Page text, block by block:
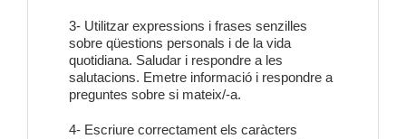
3- Utilitzar expressions i frases senzilles
sobre qüestions personals i de la vida
quotidiana. Saludar i respondre a les
salutacions. Emetre informació i respondre a
preguntes sobre si mateix/-a.
4- Escriure correctament els caràcters